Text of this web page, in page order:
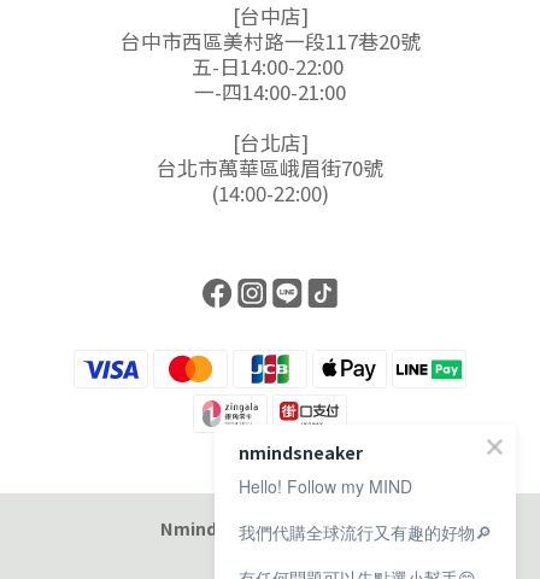
[台中店]
台中市西區美村路一段117巷20號
五-日14:00-22:00
一-四14:00-21:00
[台北店]
台北市萬華區峨眉街70號
(14:00-22:00)
Nmind Sneaker 恩邁選貨店
nmindsneaker
Hello! Follow my MIND
我們代購全球流行又有趣的好物🔎